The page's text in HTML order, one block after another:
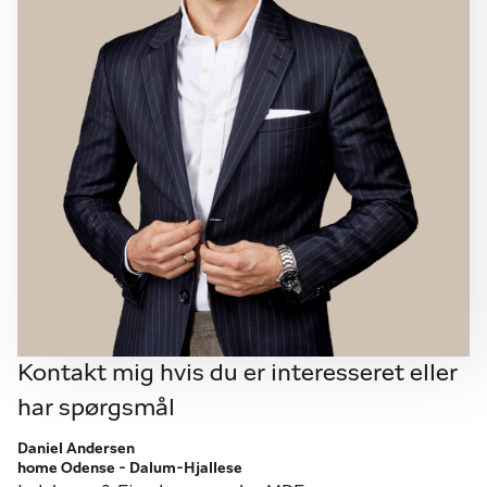
inden for rækkevidde.
Her får man ikke blot en byggegrund – men
muligheden for at skabe noget helt unikt i
naturskønne og attraktive omgivelser.
OBS! Der findes AI-redigerede billeder på sagen, der
viser et nybygget hus. Dette vises blot til inspiration.
Kontakt mig hvis du er interesseret eller
har spørgsmål
Daniel Andersen
home Odense - Dalum-Hjallese